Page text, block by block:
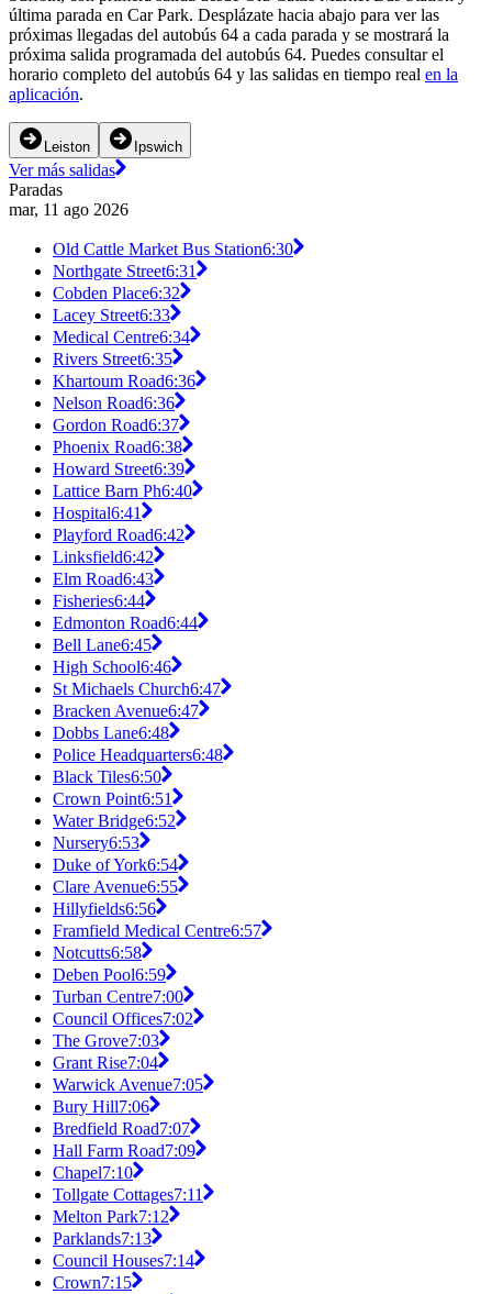
última parada en Car Park. Desplázate hacia abajo para ver las
próximas llegadas del autobús 64 a cada parada y se mostrará la
próxima salida programada del autobús 64. Puedes consultar el
horario completo del autobús 64 y las salidas en tiempo real en la
aplicación.
Leiston Ipswich
Ver más salidas
Paradas
mar, 11 ago 2026
Old Cattle Market Bus Station6:30
Northgate Street6:31
Cobden Place6:32
Lacey Street6:33
Medical Centre6:34
Rivers Street6:35
Khartoum Road6:36
Nelson Road6:36
Gordon Road6:37
Phoenix Road6:38
Howard Street6:39
Lattice Barn Ph6:40
Hospital6:41
Playford Road6:42
Linksfield6:42
Elm Road6:43
Fisheries6:44
Edmonton Road6:44
Bell Lane6:45
High School6:46
St Michaels Church6:47
Bracken Avenue6:47
Dobbs Lane6:48
Police Headquarters6:48
Black Tiles6:50
Crown Point6:51
Water Bridge6:52
Nursery6:53
Duke of York6:54
Clare Avenue6:55
Hillyfields6:56
Framfield Medical Centre6:57
Notcutts6:58
Deben Pool6:59
Turban Centre7:00
Council Offices7:02
The Grove7:03
Grant Rise7:04
Warwick Avenue7:05
Bury Hill7:06
Bredfield Road7:07
Hall Farm Road7:09
Chapel7:10
Tollgate Cottages7:11
Melton Park7:12
Parklands7:13
Council Houses7:14
Crown7:15